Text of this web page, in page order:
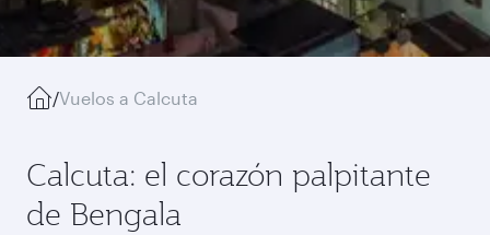
/Vuelos a Calcuta
Calcuta: el corazón palpitante
de Bengala